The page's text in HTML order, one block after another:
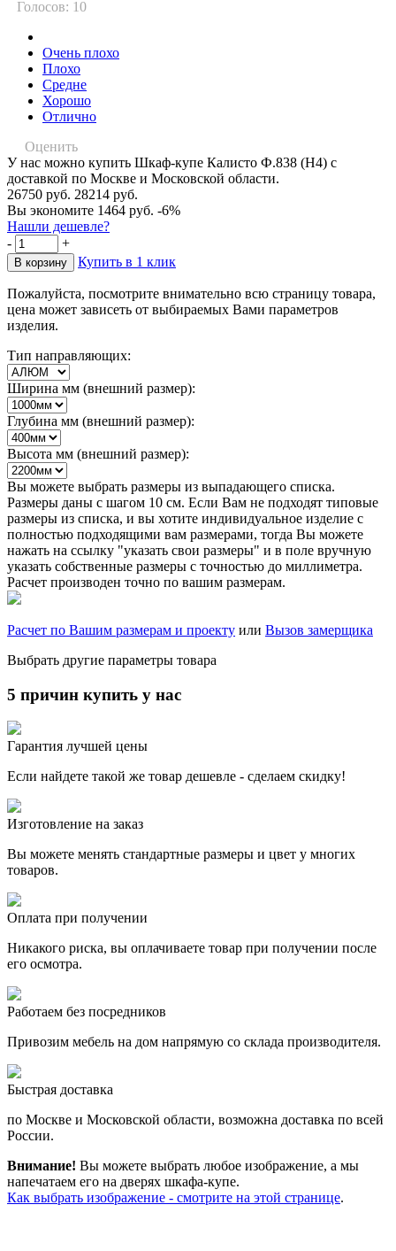
Голосов: 10
Очень плохо
Плохо
Средне
Хорошо
Отлично
Оценить
У нас можно купить Шкаф-купе Калисто Ф.838 (Н4) с
доставкой по Москве и Московской области.
26750 руб. 28214 руб.
Вы экономите 1464 руб. -6%
Нашли дешевле?
-
+
Купить в 1 клик
Пожалуйста, посмотрите внимательно всю страницу товара,
цена может зависеть от выбираемых Вами параметров
изделия.
Тип направляющих:
Ширина мм (внешний размер):
Глубина мм (внешний размер):
Высота мм (внешний размер):
Вы можете выбрать размеры из выпадающего списка.
Размеры даны с шагом 10 см. Если Вам не подходят типовые
размеры из списка, и вы хотите индивидуальное изделие с
полностью подходящими вам размерами, тогда Вы можете
нажать на ссылку "указать свои размеры" и в поле вручную
указать собственные размеры с точностью до миллиметра.
Расчет производен точно по вашим размерам.
Расчет по Вашим размерам и проекту или Вызов замерщика
Выбрать другие параметры товара
5 причин купить у нас
Гарантия лучшей цены
Если найдете такой же товар дешевле - сделаем скидку!
Изготовление на заказ
Вы можете менять стандартные размеры и цвет у многих
товаров.
Оплата при получении
Никакого риска, вы оплачиваете товар при получении после
его осмотра.
Работаем без посредников
Привозим мебель на дом напрямую со склада производителя.
Быстрая доставка
по Москве и Московской области, возможна доставка по всей
России.
Внимание! Вы можете выбрать любое изображение, а мы
напечатаем его на дверях шкафа-купе.
Как выбрать изображение - смотрите на этой странице.